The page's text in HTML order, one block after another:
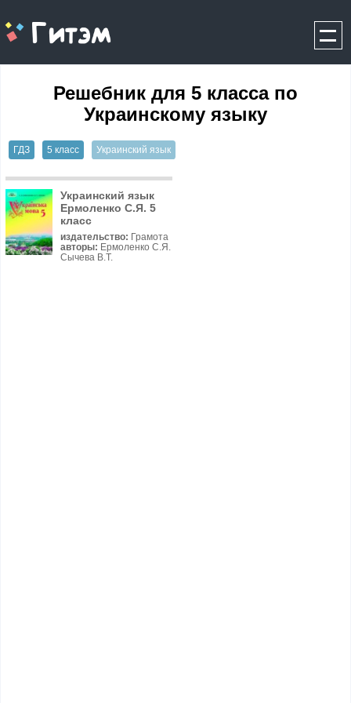
gitem.me
Решебник для 5 класса по
Украинскому языку
ГДЗ 5 класс Украинский язык
Украинский язык
Ермоленко С.Я. 5
класс
издательство: Грамота
авторы: Ермоленко С.Я.
Сычева В.Т.